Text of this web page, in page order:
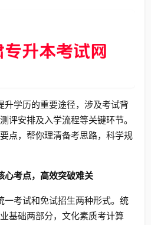
升学历的重要途径，涉及考试背
评安排及入学流程等关键环节。
点，帮你理清备考思路，科学规
心考点，高效突破难关
一考试和免试招生两种形式。统
基础两部分，文化素质考计算